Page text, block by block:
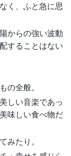
く、ふと急に思
からの強い波動
することはない
の全般。
しい音楽であっ
味しい食べ物だ
みたり。